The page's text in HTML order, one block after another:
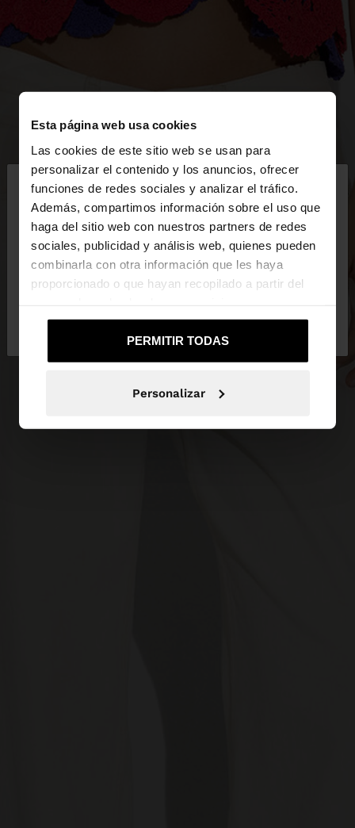
Esta página web usa cookies
Las cookies de este sitio web se usan para
personalizar el contenido y los anuncios, ofrecer
funciones de redes sociales y analizar el tráfico.
Además, compartimos información sobre el uso que
haga del sitio web con nuestros partners de redes
sociales, publicidad y análisis web, quienes pueden
combinarla con otra información que les haya
proporcionado o que hayan recopilado a partir del
PERMITIR TODAS
Personalizar
hola
Estás accediendo a la web de Guatemala. ¿Quieres
ir a la web de United States?